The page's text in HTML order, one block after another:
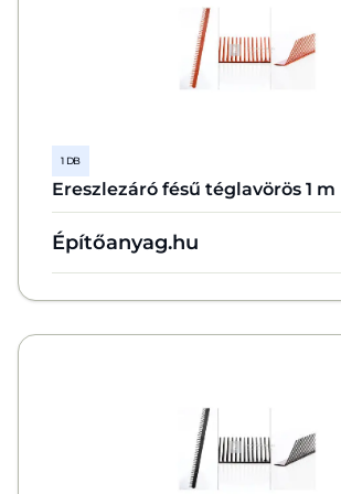
1 DB
Ereszlezáró fésű téglavörös 1 m
Építőanyag.hu